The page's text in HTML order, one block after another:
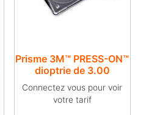
Prisme 3M™ PRESS-ON™
dioptrie de 3.00
Connectez vous pour voir
votre tarif